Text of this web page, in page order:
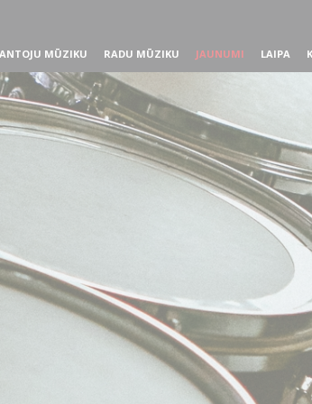
MŪZIKU RADU MŪZIKU JAUNUMI LAIPA